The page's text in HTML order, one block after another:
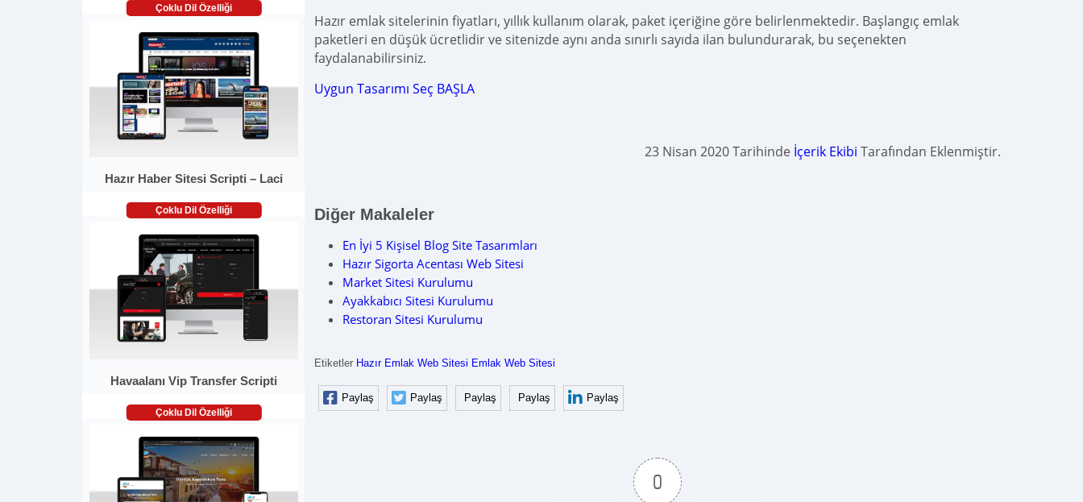
Çoklu Dil Özelliği
Hazır Haber Sitesi Scripti – Laci
Çoklu Dil Özelliği
Havaalanı Vip Transfer Scripti
Çoklu Dil Özelliği
Hazır emlak sitelerinin fiyatları, yıllık kullanım olarak, paket içeriğine göre belirlenmektedir. Başlangıç emlak
paketleri en düşük ücretlidir ve sitenizde aynı anda sınırlı sayıda ilan bulundurarak, bu seçenekten
faydalanabilirsiniz.
Uygun Tasarımı Seç BAŞLA
23 Nisan 2020 Tarihinde İçerik Ekibi Tarafından Eklenmiştir.
Diğer Makaleler
En İyi 5 Kişisel Blog Site Tasarımları
Hazır Sigorta Acentası Web Sitesi
Market Sitesi Kurulumu
Ayakkabıcı Sitesi Kurulumu
Restoran Sitesi Kurulumu
Etiketler Hazır Emlak Web Sitesi Emlak Web Sitesi
Paylaş Paylaş Paylaş Paylaş Paylaş
0